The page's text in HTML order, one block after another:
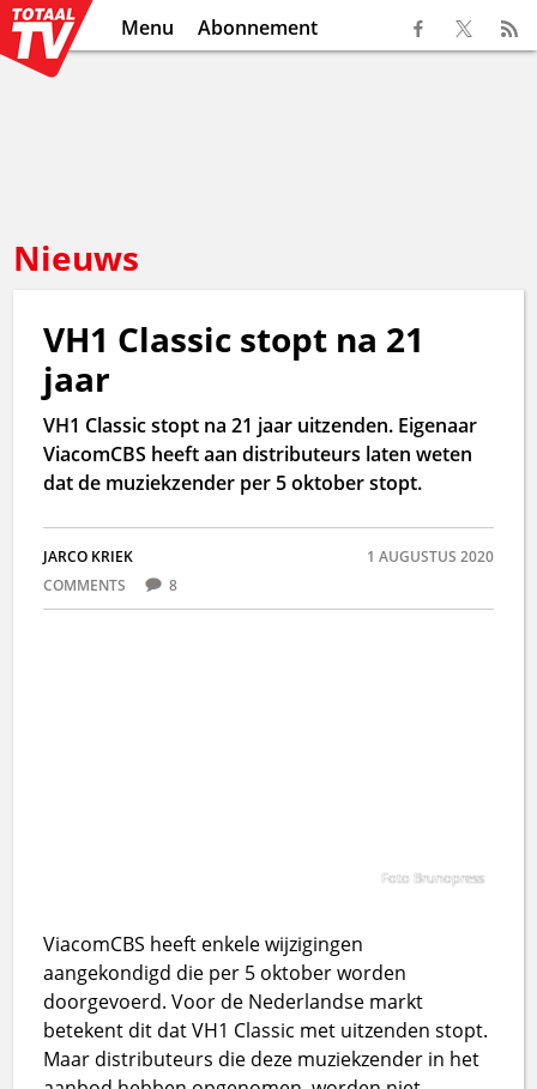
Menu Abonnement
Nieuws
VH1 Classic stopt na 21
jaar
VH1 Classic stopt na 21 jaar uitzenden. Eigenaar
ViacomCBS heeft aan distributeurs laten weten
dat de muziekzender per 5 oktober stopt.
JARCO KRIEK
1 AUGUSTUS 2020
COMMENTS
8
Foto Brunopress
ViacomCBS heeft enkele wijzigingen
aangekondigd die per 5 oktober worden
doorgevoerd. Voor de Nederlandse markt
betekent dit dat VH1 Classic met uitzenden stopt.
Maar distributeurs die deze muziekzender in het